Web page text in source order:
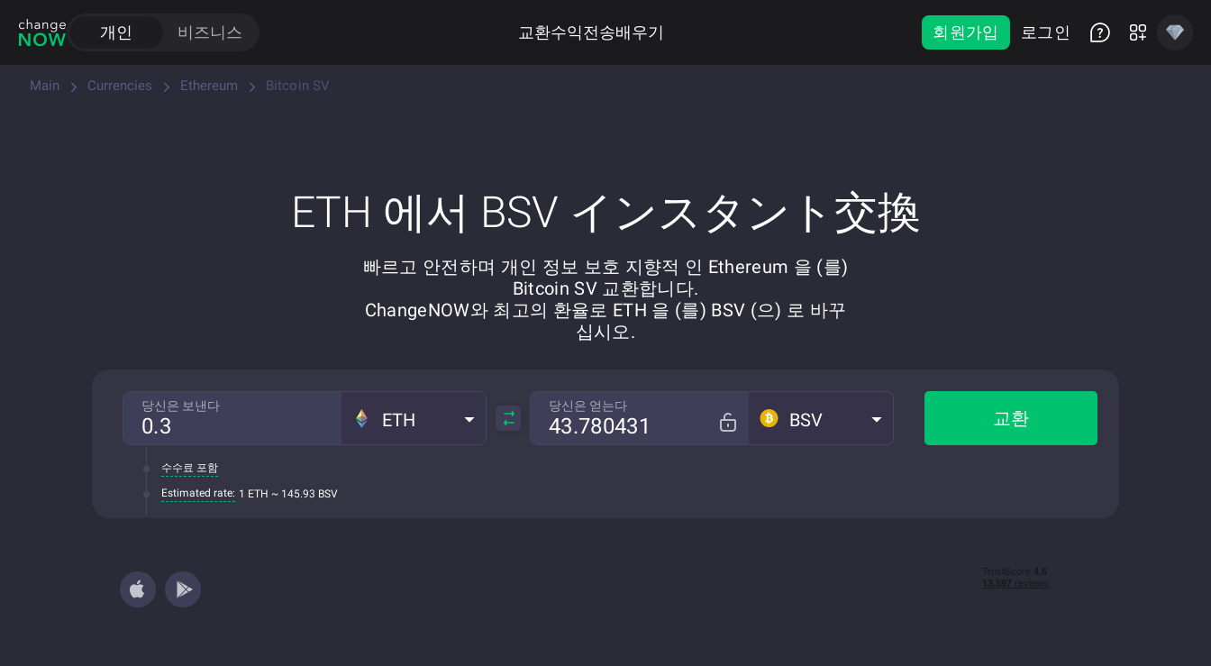
개인 비즈니스 교환수익전송배우기 회원가입 로그인
Main Currencies Ethereum Bitcoin SV
ETH 에서 BSV インスタント交換
빠르고 안전하며 개인 정보 보호 지향적 인 Ethereum 을 (를)
Bitcoin SV 교환합니다.
ChangeNOW와 최고의 환율로 ETH 을 (를) BSV (으) 로 바꾸
십시오.
당신은 보낸다
ETH
수수료 포함
Estimated rate: 1 ETH ~ 145.93 BSV
당신은 얻는다
BSV 교환